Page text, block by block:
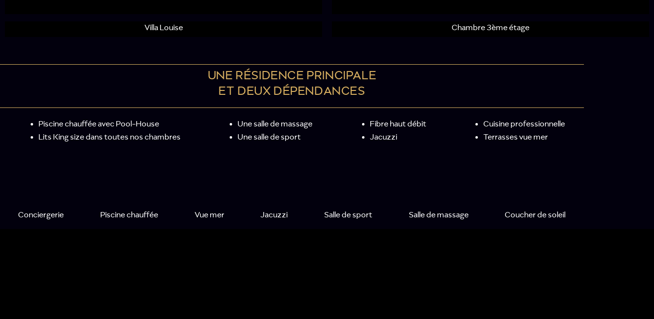
Villa Louise Chambre 3ème étage
UNE RÉSIDENCE PRINCIPALE
ET DEUX DÉPENDANCES
Piscine chauffée avec Pool-House
Lits King size dans toutes nos chambres
Une salle de massage
Une salle de sport
Fibre haut débit
Jacuzzi
Cuisine professionnelle
Terrasses vue mer
Conciergerie Piscine chauffée Vue mer Jacuzzi Salle de sport Salle de massage Coucher de soleil